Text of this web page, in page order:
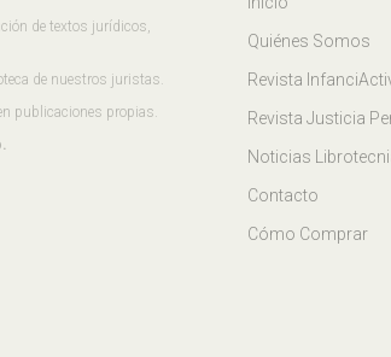
de textos jurídicos,
de nuestros juristas.
publicaciones propias.
Quiénes Somos
Revista
Revista Justicia
Noticias
Contacto
Cómo Comprar